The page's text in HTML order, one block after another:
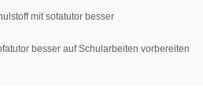
mit sofatutor besser
besser auf Schularbeiten vorbereiten